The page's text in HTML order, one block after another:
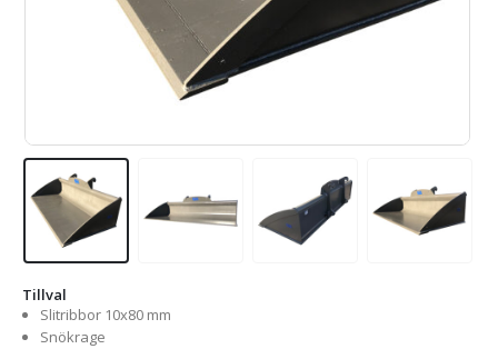
Tillval
Slitribbor 10x80 mm
Snökrage